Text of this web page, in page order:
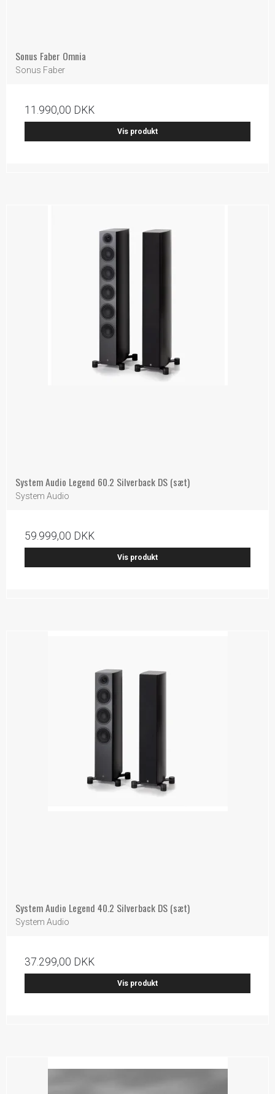
Sonus Faber Omnia
Sonus Faber
11.990,00 DKK
Vis produkt
System Audio Legend 60.2 Silverback DS (sæt)
System Audio
59.999,00 DKK
Vis produkt
System Audio Legend 40.2 Silverback DS (sæt)
System Audio
37.299,00 DKK
Vis produkt